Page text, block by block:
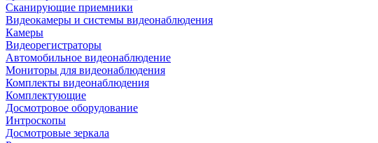
Сканирующие приемники
Видеокамеры и системы видеонаблюдения
Камеры
Видеорегистраторы
Автомобильное видеонаблюдение
Мониторы для видеонаблюдения
Комплекты видеонаблюдения
Комплектующие
Досмотровое оборудование
Интроскопы
Досмотровые зеркала